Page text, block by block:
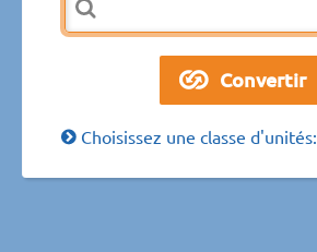
Choisissez une classe d'unités: